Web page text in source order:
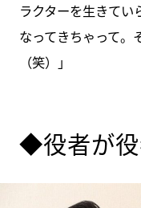
ラクターを生きてい
なってきちゃって。
（笑）」
◆役者が役